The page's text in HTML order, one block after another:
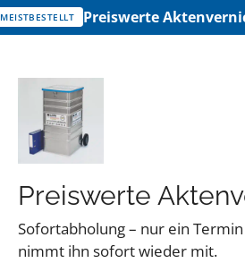
MEISTBESTELLT Preiswerte
Preiswerte
Sofortabholung – nur ein
nimmt ihn sofort wieder mit.